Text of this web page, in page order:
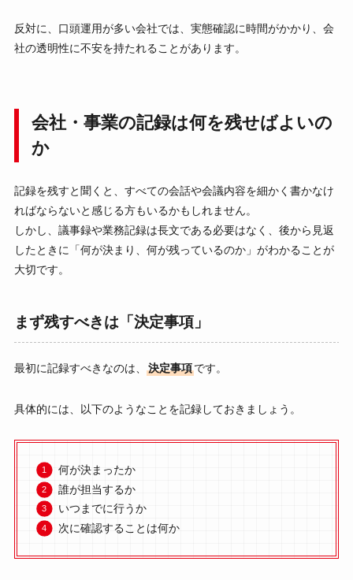
反対に、口頭運用が多い会社では、実態確認に時間がかかり、会
社の透明性に不安を持たれることがあります。
会社・事業の記録は何を残せばよいの
か
記録を残すと聞くと、すべての会話や会議内容を細かく書かなけ
ればならないと感じる方もいるかもしれません。
しかし、議事録や業務記録は長文である必要はなく、後から見返
したときに「何が決まり、何が残っているのか」がわかることが
大切です。
まず残すべきは「決定事項」
最初に記録すべきなのは、 決定事項です。
具体的には、以下のようなことを記録しておきましょう。
何が決まったか
誰が担当するか
いつまでに行うか
次に確認することは何か